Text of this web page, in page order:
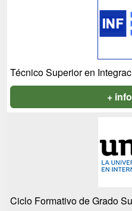
Técnico Superior en
+
Ciclo Formativo de Grado